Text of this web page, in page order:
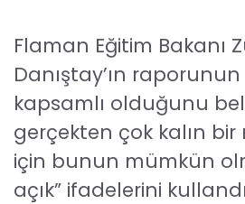
Flaman Eğitim Bakanı
Danıştay’ın
kapsamlı olduğunu
gerçekten çok kalın
için bunun mümkün
açık” ifadelerini